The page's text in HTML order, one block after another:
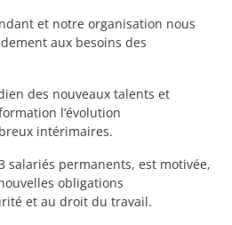
et notre organisation nous
aux besoins des
des nouveaux talents et
l’évolution
intérimaires.
salariés permanents, est motivée,
obligations
et au droit du travail.